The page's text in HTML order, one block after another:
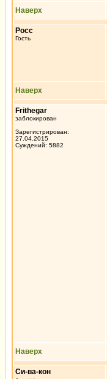
Наверх
Росс
Гость
Наверх
Frithegar
заблокирован
Зарегистрирован:
27.04.2015
Суждений: 5882
Наверх
Си-ва-кон